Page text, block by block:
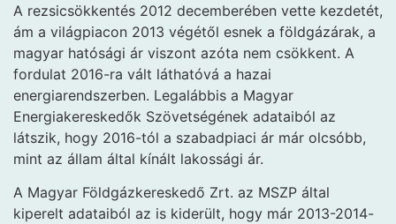
A rezsicsökkentés 2012 decemberében vette kezdetét,
ám a világpiacon 2013 végétől esnek a földgázárak, a
magyar hatósági ár viszont azóta nem csökkent. A
fordulat 2016-ra vált láthatóvá a hazai
energiarendszerben. Legalábbis a Magyar
Energiakereskedők Szövetségének adataiból az
látszik, hogy 2016-tól a szabadpiaci ár már olcsóbb,
mint az állam által kínált lakossági ár.
A Magyar Földgázkereskedő Zrt. az MSZP által
kiperelt adataiból az is kiderült, hogy már 2013-2014-